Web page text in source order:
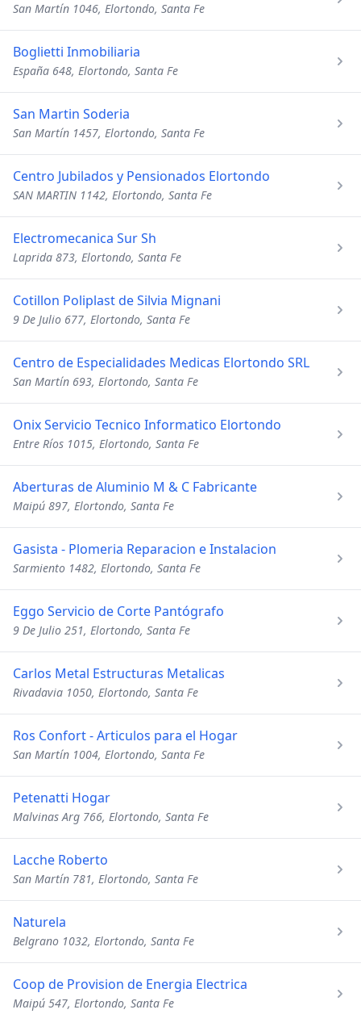
San Martín 1046, Elortondo, Santa Fe
Boglietti Inmobiliaria
España 648, Elortondo, Santa Fe
San Martin Soderia
San Martín 1457, Elortondo, Santa Fe
Centro Jubilados y Pensionados Elortondo
SAN MARTIN 1142, Elortondo, Santa Fe
Electromecanica Sur Sh
Laprida 873, Elortondo, Santa Fe
Cotillon Poliplast de Silvia Mignani
9 De Julio 677, Elortondo, Santa Fe
Centro de Especialidades Medicas Elortondo SRL
San Martín 693, Elortondo, Santa Fe
Onix Servicio Tecnico Informatico Elortondo
Entre Ríos 1015, Elortondo, Santa Fe
Aberturas de Aluminio M & C Fabricante
Maipú 897, Elortondo, Santa Fe
Gasista - Plomeria Reparacion e Instalacion
Sarmiento 1482, Elortondo, Santa Fe
Eggo Servicio de Corte Pantógrafo
9 De Julio 251, Elortondo, Santa Fe
Carlos Metal Estructuras Metalicas
Rivadavia 1050, Elortondo, Santa Fe
Ros Confort - Articulos para el Hogar
San Martín 1004, Elortondo, Santa Fe
Petenatti Hogar
Malvinas Arg 766, Elortondo, Santa Fe
Lacche Roberto
San Martín 781, Elortondo, Santa Fe
Naturela
Belgrano 1032, Elortondo, Santa Fe
Coop de Provision de Energia Electrica
Maipú 547, Elortondo, Santa Fe